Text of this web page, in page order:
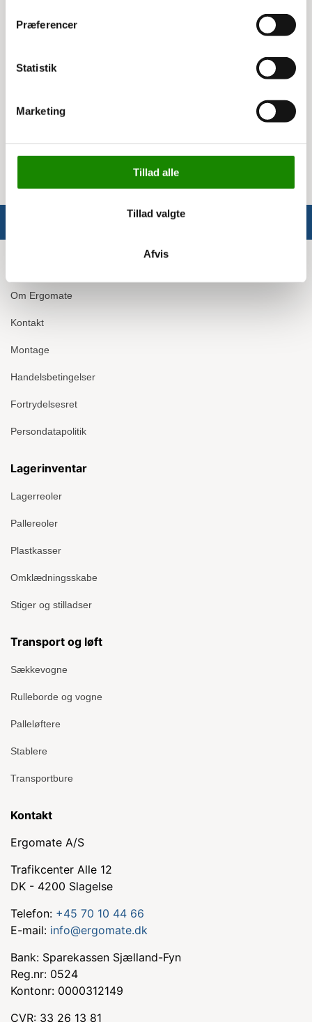
Præferencer
Statistik
Marketing
Tillad alle
Tillad valgte
Afvis
Specifikationer
Længde: 72 cm
Skridsikre stigesko på vangeender
Platform: 300x170 mm
Om Ergomate
Kontakt
Montage
Handelsbetingelser
Fortrydelsesret
Persondatapolitik
Lagerinventar
Lagerreoler
Pallereoler
Plastkasser
Omklædningsskabe
Stiger og stilladser
Transport og løft
Sækkevogne
Rulleborde og vogne
Palleløftere
Stablere
Transportbure
Kontakt
Ergomate A/S
Trafikcenter Alle 12
DK - 4200 Slagelse
Telefon: +45 70 10 44 66
E-mail: info@ergomate.dk
Bank: Sparekassen Sjælland-Fyn
Reg.nr: 0524
Kontonr: 0000312149
CVR: 33 26 13 81